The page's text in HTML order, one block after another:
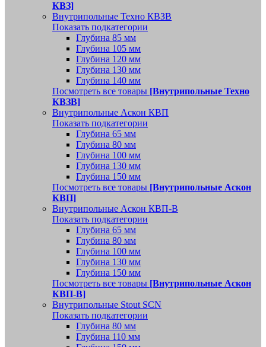
КВЗ]
Внутрипольные Техно КВЗВ
Показать подкатегории
Глубина 85 мм
Глубина 105 мм
Глубина 120 мм
Глубина 130 мм
Глубина 140 мм
Посмотреть все товары [Внутрипольные Техно
КВЗВ]
Внутрипольные Аскон КВП
Показать подкатегории
Глубина 65 мм
Глубина 80 мм
Глубина 100 мм
Глубина 130 мм
Глубина 150 мм
Посмотреть все товары [Внутрипольные Аскон
КВП]
Внутрипольные Аскон КВП-В
Показать подкатегории
Глубина 65 мм
Глубина 80 мм
Глубина 100 мм
Глубина 130 мм
Глубина 150 мм
Посмотреть все товары [Внутрипольные Аскон
КВП-В]
Внутрипольные Stout SCN
Показать подкатегории
Глубина 80 мм
Глубина 110 мм